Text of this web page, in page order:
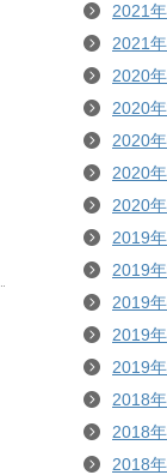
2021
2021
2020
2020
2020
2020
2020
2019
2019
2019
2019
2019
2018
2018
2018